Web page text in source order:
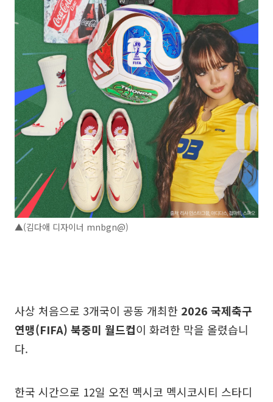
▲(김다애 디자이너 mnbgn@)
사상 처음으로 3개국이 공동 개최한 2026 국제축구
연맹(FIFA) 북중미 월드컵이 화려한 막을 올렸습니
다.
한국 시간으로 12일 오전 멕시코 멕시코시티 스타디